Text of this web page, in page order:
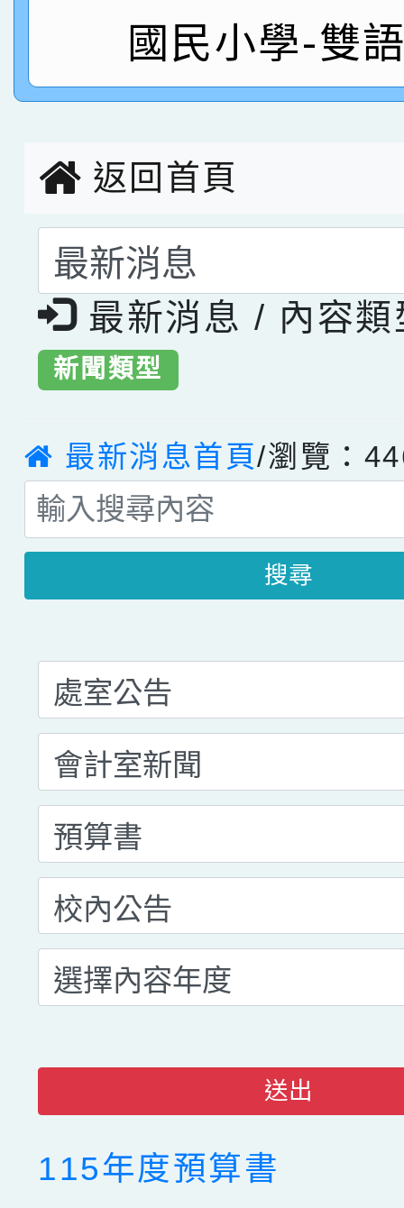
指導老師林老師
賽 劉文瑛教師榮獲教
賀！本校參與2026世
國民小學-雙
返回首頁
選擇後頁面內容會更
最新消息 / 內容類
新聞類型
最新消息首頁/瀏覽：
搜尋
送出
115年度預算書